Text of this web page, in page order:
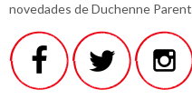
novedades de Duchenne